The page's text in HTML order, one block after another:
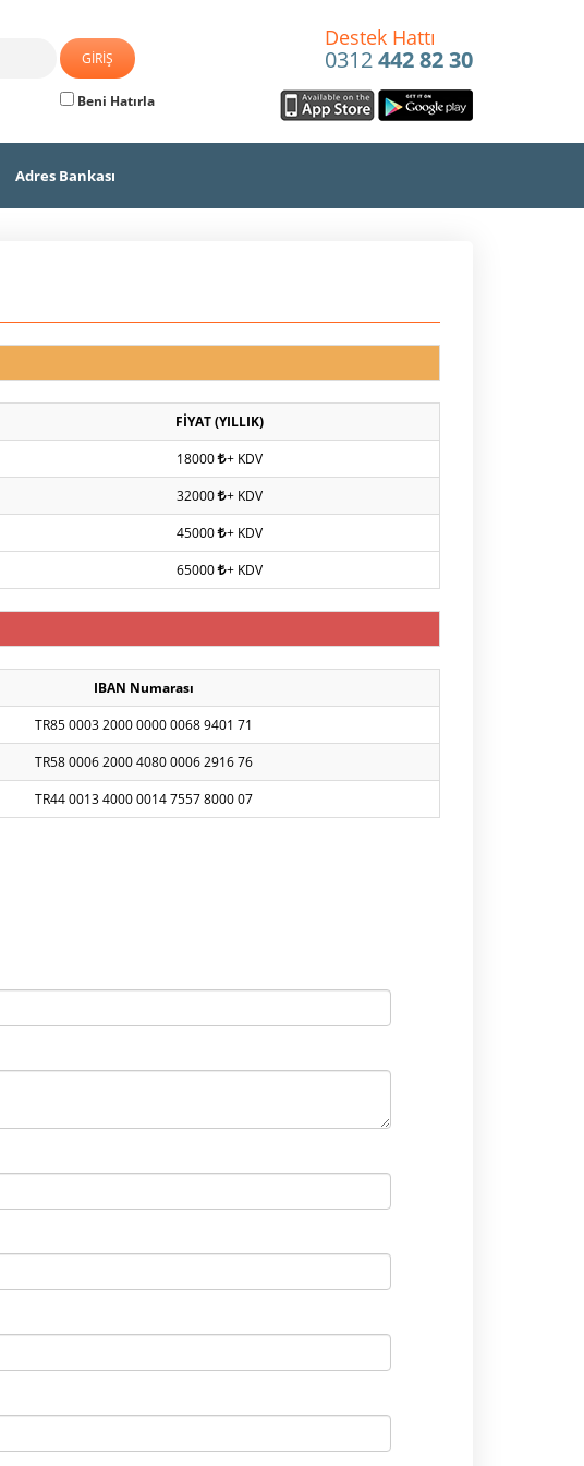
Beni Hatırla
Destek Hattı
0312442 82 30
Adres Bankası
FİYAT (YILLIK)
18000 + KDV
32000 + KDV
45000 + KDV
65000 + KDV
IBAN Numarası
TR85 0003 2000 0000 0068 9401 71
TR58 0006 2000 4080 0006 2916 76
TR44 0013 4000 0014 7557 8000 07